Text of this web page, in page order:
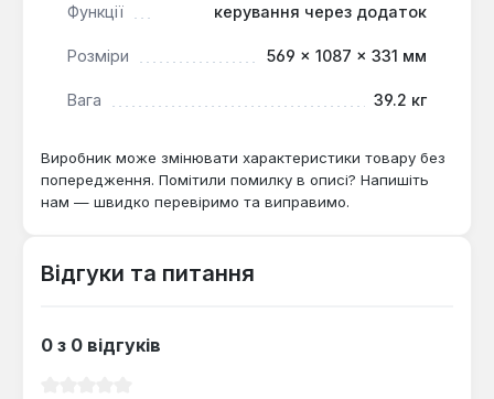
Функції керування через додаток
Розміри 569 × 1087 × 331 мм
Вага 39.2 кг
Виробник може змінювати характеристики товару без
попередження. Помітили помилку в описі? Напишіть
нам — швидко перевіримо та виправимо.
Відгуки та питання
0 з 0 відгуків